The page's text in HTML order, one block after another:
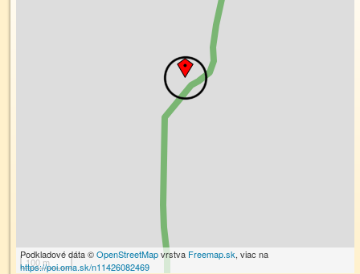
100 m
Podkladové dáta ©OpenStreetMapvrstva Freemap.sk, viac na
https://poi.oma.sk/n11426082469